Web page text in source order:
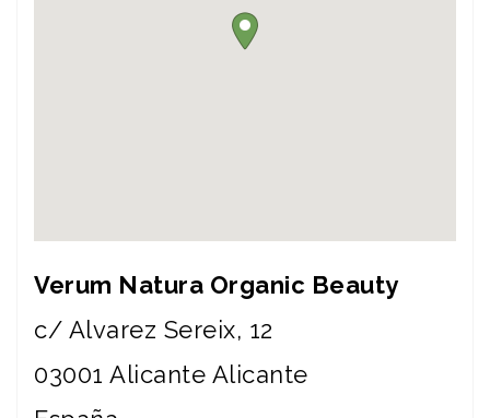
Verum Natura Organic Beauty
c/ Alvarez Sereix, 12
03001 Alicante Alicante